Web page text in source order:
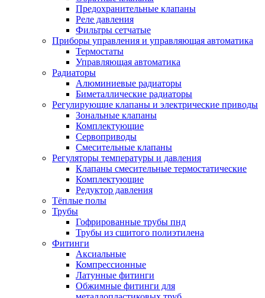
Предохранительные клапаны
Реле давления
Фильтры сетчатые
Приборы управления и управляющая автоматика
Термостаты
Управляющая автоматика
Радиаторы
Алюминиевые радиаторы
Биметаллические радиаторы
Регулирующие клапаны и электрические приводы
Зональные клапаны
Комплектующие
Сервоприводы
Смесительные клапаны
Регуляторы температуры и давления
Клапаны смесительные термостатические
Комплектующие
Редуктор давления
Тёплые полы
Трубы
Гофрированные трубы пнд
Трубы из сшитого полиэтилена
Фитинги
Аксиальные
Компрессионные
Латунные фитинги
Обжимные фитинги для